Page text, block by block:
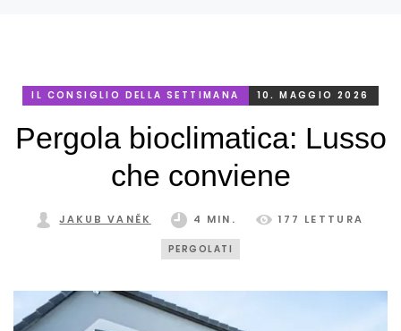
IL CONSIGLIO DELLA SETTIMANA 10. MAGGIO 2026
Pergola bioclimatica: Lusso
che conviene
JAKUB VANĚK 4 MIN. 177 LETTURA
PERGOLATI